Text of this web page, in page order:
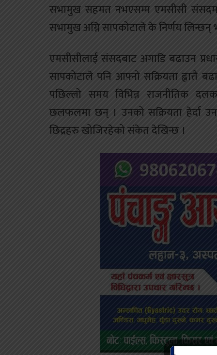
सभामुख सहमत नभएसम्म एमसीसी
सभामुख अग्नि सापकोटाले के निर्णय लिन्छन्
एमसीसीलाई संसदबाट अगाडि बढाउन
सापकोटाले पनि आफ्नो सक्रियता
पछिल्लो समय विभिन्न राजनीतिक
छलफलमा छन् । उनको सक्रियता हेर्दा
छिद्रहरु खोजिरहेको संकेत देखिन्छ ।